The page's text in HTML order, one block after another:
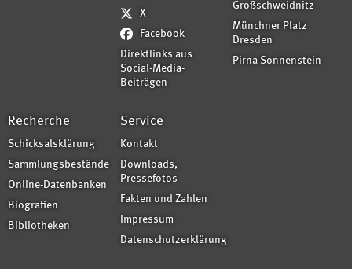
X
Facebook
Direktlinks aus
Social-Media-
Beiträgen
Großschweidnitz
Münchner Platz
Dresden
Pirna-Sonnenstein
Recherche
Schicksalsklärung
Sammlungsbestände
Online-Datenbanken
Biografien
Bibliotheken
Service
Kontakt
Downloads,
Pressefotos
Fakten und Zahlen
Impressum
Datenschutzerklärung